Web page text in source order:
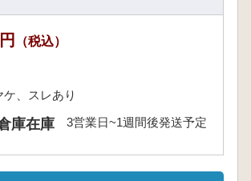
（税込）
ケ、スレあり
庫在庫 3営業日~1週間後発送予定